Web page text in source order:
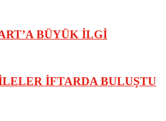
BÜYÜK İLGİ
İFTARDA BULUŞTU